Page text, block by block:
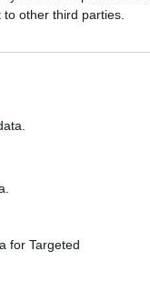
other third parties.
for Targeted